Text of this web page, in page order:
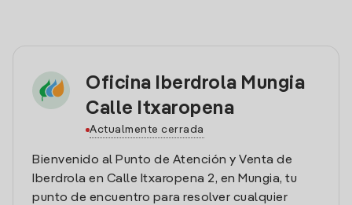
Oficina Iberdrola Mungia
Calle Itxaropena
Actualmente cerrada
Bienvenido al Punto de Atención y Venta de
Iberdrola en Calle Itxaropena 2, en Mungia, tu
punto de encuentro para resolver cualquier